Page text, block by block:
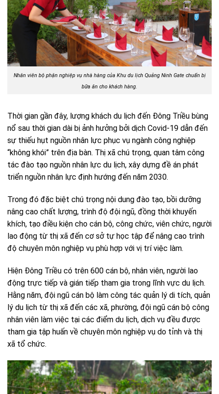
Nhân viên bộ phận nghiệp vụ nhà hàng của Khu du lịch Quảng Ninh Gate chuẩn bị
bữa ăn cho khách hàng.
Thời gian gần đây, lượng khách du lịch đến Đông Triều bùng
nổ sau thời gian dài bị ảnh hưởng bởi dịch Covid-19 dẫn đến
sự thiếu hụt nguồn nhân lực phục vụ ngành công nghiệp
“không khói” trên địa bàn. Thị xã chú trọng, quan tâm công
tác đào tạo nguồn nhân lực du lịch, xây dựng đề án phát
triển nguồn nhân lực định hướng đến năm 2030.
Trong đó đặc biệt chú trọng nội dung đào tạo, bồi dưỡng
nâng cao chất lượng, trình độ đội ngũ, đồng thời khuyến
khích, tạo điều kiện cho cán bộ, công chức, viên chức, người
lao động từ thị xã đến cơ sở tự học tập để nâng cao trình
độ chuyên môn nghiệp vụ phù hợp với vị trí việc làm.
Hiện Đông Triều có trên 600 cán bộ, nhân viên, người lao
động trực tiếp và gián tiếp tham gia trong lĩnh vực du lịch.
Hằng năm, đội ngũ cán bộ làm công tác quản lý di tích, quản
lý du lịch từ thị xã đến các xã, phường, đội ngũ cán bộ công
nhân viên làm việc tại các điểm du lịch, dịch vụ đều được
tham gia tập huấn về chuyên môn nghiệp vụ do tỉnh và thị
xã tổ chức.